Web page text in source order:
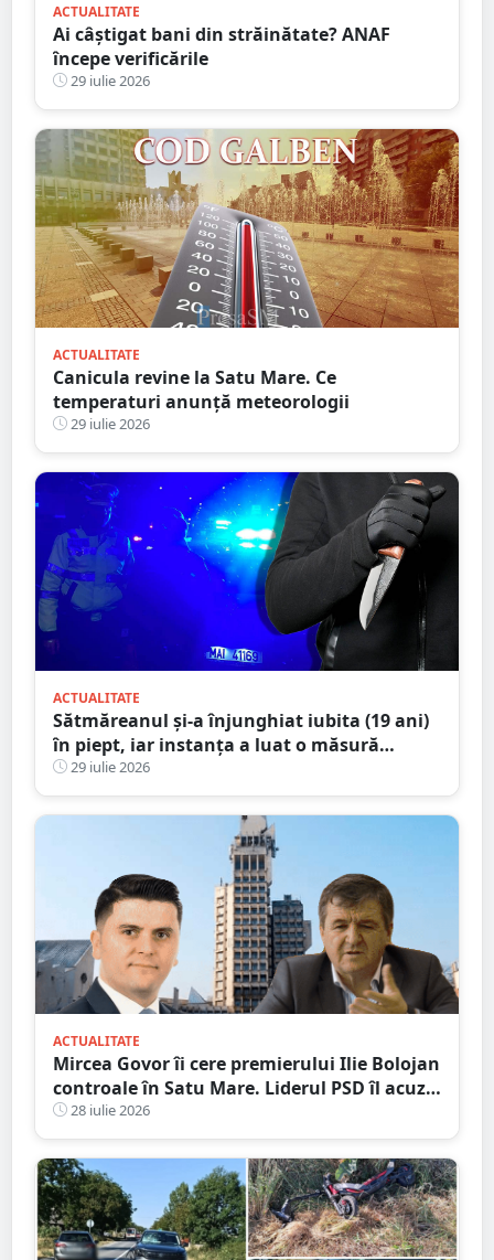
ACTUALITATE
Ai câștigat bani din străinătate? ANAF
începe verificările
29 iulie 2026
ACTUALITATE
Canicula revine la Satu Mare. Ce
temperaturi anunță meteorologii
29 iulie 2026
ACTUALITATE
Sătmăreanul și-a înjunghiat iubita (19 ani)
în piept, iar instanța a luat o măsură
radicală
29 iulie 2026
ACTUALITATE
Mircea Govor îi cere premierului Ilie Bolojan
controale în Satu Mare. Liderul PSD îl acuză
pe Adrian Cozma de presiuni politice și cere
verificări ample
28 iulie 2026